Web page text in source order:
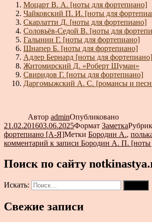
Моцарт В. А. [ноты для фортепиано]
Чайковский П. И. [ноты для
Скарлатти Д. [ноты для фортепиано]
Соловьёв-Седой В. [ноты для
Галынин Г. [ноты для фортепиано]
Шнапер Б. [ноты для фортепиано]
Адлер Бернард [ноты для фортепиано]
Житомирский Д. «Роберт Шуман»
Свиридов Г. [ноты для фортепиано]
Даргомыжский А. С. [романсы и
Автор adminОпубликовано
21.02.201603.06.2025Формат Заметка
фортепиано [А-Я]Метки Бородин А.,
комментарий к записи Бородин А. П. [ноты
Поиск по сайту
Искать:
Свежие записи